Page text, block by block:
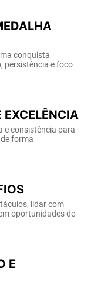
conquista
persistência e foco
EXCELÊNCIA
e consistência para
forma
lidar com
oportunidades de
E